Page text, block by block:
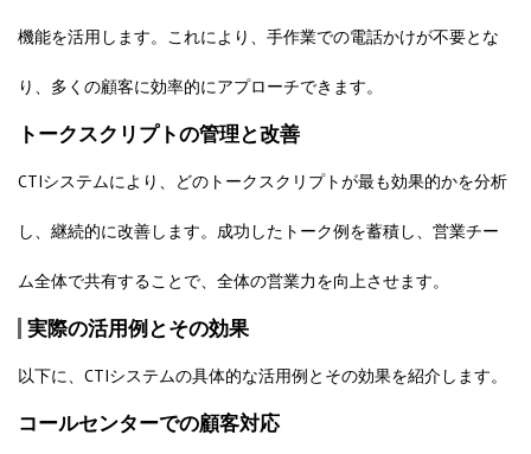
機能を活用します。これにより、手作業での電話かけが不要とな
り、多くの顧客に効率的にアプローチできます。
トークスクリプトの管理と改善
CTIシステムにより、どのトークスクリプトが最も効果的かを分析
し、継続的に改善します。成功したトーク例を蓄積し、営業チー
ム全体で共有することで、全体の営業力を向上させます。
実際の活用例とその効果
以下に、CTIシステムの具体的な活用例とその効果を紹介します。
コールセンターでの顧客対応